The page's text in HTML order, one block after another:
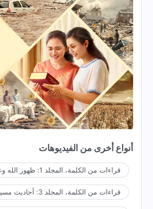
مَن لا ينتظر مجيئه بحماسةٍ؟
مَن ليس متعطِّشًا لظهورِه مِن جديدٍ؟
مَن لا يفتقد جماله؟
مَن لن يأتي إلى النور؟
مَن لن يرى غِنى كنعان؟
مَن لا يشتاق لعودة الفادي؟
لديه كلماتٌ أكثر ليقولها لشعبه المختار.
مثل رعدٍ عظيمٍ يهزُّ الجبال والأنهار،
أنواع أخرى من الفيديوهات
قراءات من الكلمة، المجلد 1: ظهور الله وعمله
قراءات من الكلمة، المجلد 3: أحاديث مسيح الأيام الأخيرة